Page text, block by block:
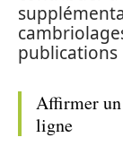
publications
Affirmer
ligne